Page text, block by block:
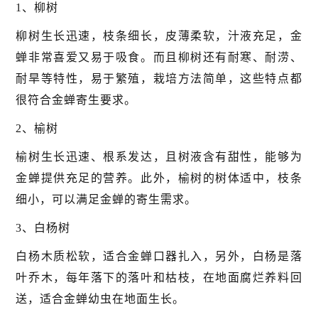
1、柳树
柳树生长迅速，枝条细长，皮薄柔软，汁液充足，金
蝉非常喜爱又易于吸食。而且柳树还有耐寒、耐涝、
耐旱等特性，易于繁殖，栽培方法简单，这些特点都
很符合金蝉寄生要求。
2、榆树
榆树生长迅速、根系发达，且树液含有甜性，能够为
金蝉提供充足的营养。此外，榆树的树体适中，枝条
细小，可以满足金蝉的寄生需求。
3、白杨树
白杨木质松软，适合金蝉口器扎入，另外，白杨是落
叶乔木，每年落下的落叶和枯枝，在地面腐烂养料回
送，适合金蝉幼虫在地面生长。